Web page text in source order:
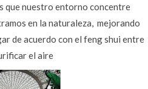
que nuestro entorno concentre
en la naturaleza, mejorando
de acuerdo con el feng shui entre
el aire